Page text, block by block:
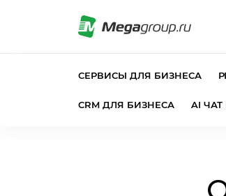
СЕРВИСЫ ДЛЯ БИЗНЕСА
CRM ДЛЯ БИЗНЕСА AI ЧАТ